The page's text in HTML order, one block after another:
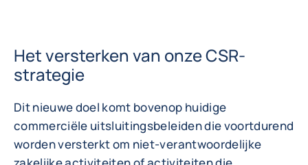
Het versterken van onze CSR-
strategie
Dit nieuwe doel komt bovenop huidige
commerciële uitsluitingsbeleiden die voortdurend
worden versterkt om niet-verantwoordelijke